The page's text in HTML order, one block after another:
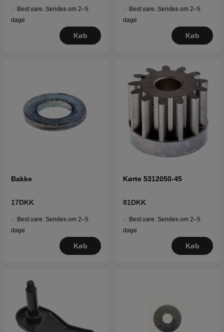
Best.vare. Sendes om 2–5
dage
Køb
Best.vare. Sendes om 2–5
dage
Køb
Bakke
17DKK
Best.vare. Sendes om 2–5
dage
Køb
Kørte 5312050-45
81DKK
Best.vare. Sendes om 2–5
dage
Køb